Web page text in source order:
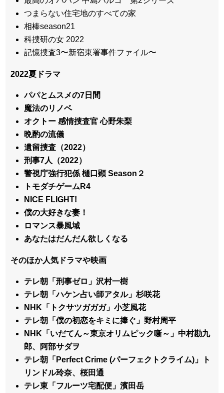
つまらない住宅地のすべての家
相棒season21
科捜研の女 2022
記憶捜査3〜新宿東署事件ファイル〜
2022夏ドラマ
パパとムスメの7日間
魔法のリノベ
オクトー 感情捜査官 心野朱梨
晩酌の流儀
遺留捜査（2022）
刑事7人（2022）
警視庁強行犯係 樋口顕 Season２
トモダチゲームR4
NICE FLIGHT!
僕の大好きな妻！
ロマンス暴風域
あなたはだんだん欲しくなる
そのほか人気ドラマや映画
テレ朝「刑事ゼロ」沢村一樹
テレ朝「ハケン占い師アタル」杉咲花
NHK「トクサツガガガ」小芝風花
テレ朝「僕の初恋をキミに捧ぐ」野村周平
NHK「いだてん～東京オリムピック噺～」中村勘九
郎、阿部サダヲ
テレ朝「Perfect Crime (パーフェクトクライム)」ト
リンドル玲奈、桜田通
テレ東「フルーツ宅配便」濱田岳